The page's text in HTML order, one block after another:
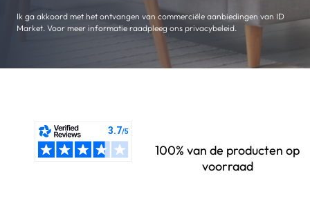
Ik ga akkoord met het ontvangen van commerciële aanbiedingen van ID
Market. Voor meer informatie raadpleeg ons privacybeleid.
100% van de producten op
voorraad